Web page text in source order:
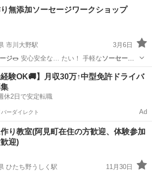
ージ が作れます！ … 安心、安全のソーセージ
東大宮駅 ソーセージ
無添加ソーセージワークショップ
市川大野駅
3月6日
ジ 🌭 安心安全な… たい！ 手軽なソーセージ
カーを使い … 円 ⭐️作ったソーセージ500gお持ち帰…
川大野駅 料理 ソーセージ
経験OK🚚】月収30万↑中型免許ドライバ
休2日で安定転職
バーダイレクト Ad
り教室(阿見町在住の方歓迎、体験参加
迎)
ひたち野うしく駅
11月30日